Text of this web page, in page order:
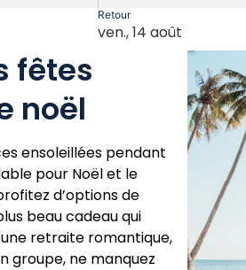
fêtes
noël
ensoleillées pendant
pour Noël et le
d’options de
beau cadeau qui
retraite romantique,
groupe, ne manquez